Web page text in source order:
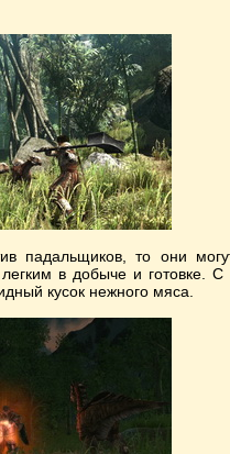
падальщиков, то они
в добыче и готовке. С
кусок нежного мяса.